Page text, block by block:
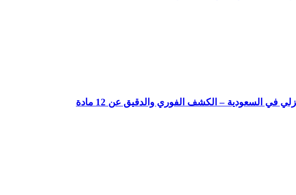
في السعودية – الكشف الفوري والدقيق عن 12 مادة